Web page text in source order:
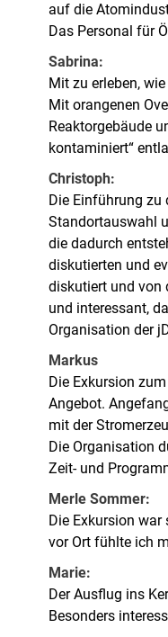
auf die
Das Personal für
Sabrina:
Mit zu erleben,
Mit orangenen
Reaktorgebäude
kontaminiert“
Christoph:
Die Einführung zu
Standortauswahl
die dadurch
diskutierten und
diskutiert und von
und interessant,
Organisation der
Markus
Die Exkursion
Angebot.
mit der
Die Organisation
Zeit- und
Merle Sommer:
Die Exkursion
vor Ort fühlte ich
Marie:
Der Ausflug ins
Besonders